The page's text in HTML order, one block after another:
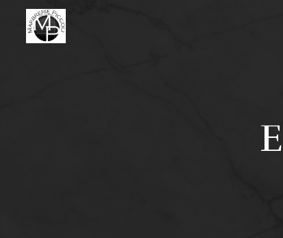
Panneau de gestion des cookies